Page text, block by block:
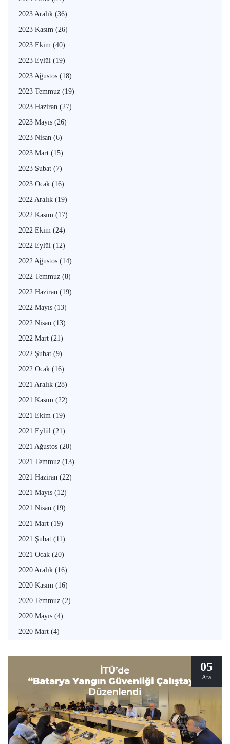
2023 Aralık (36)
2023 Kasım (26)
2023 Ekim (40)
2023 Eylül (19)
2023 Ağustos (18)
2023 Temmuz (19)
2023 Haziran (27)
2023 Mayıs (26)
2023 Nisan (6)
2023 Mart (15)
2023 Şubat (7)
2023 Ocak (16)
2022 Aralık (19)
2022 Kasım (17)
2022 Ekim (24)
2022 Eylül (12)
2022 Ağustos (14)
2022 Temmuz (8)
2022 Haziran (19)
2022 Mayıs (13)
2022 Nisan (13)
2022 Mart (21)
2022 Şubat (9)
2022 Ocak (16)
2021 Aralık (28)
2021 Kasım (22)
2021 Ekim (19)
2021 Eylül (21)
2021 Ağustos (20)
2021 Temmuz (13)
2021 Haziran (22)
2021 Mayıs (12)
2021 Nisan (19)
2021 Mart (19)
2021 Şubat (11)
2021 Ocak (20)
2020 Aralık (16)
2020 Kasım (16)
2020 Temmuz (2)
2020 Mayıs (4)
2020 Mart (4)
05
Ara